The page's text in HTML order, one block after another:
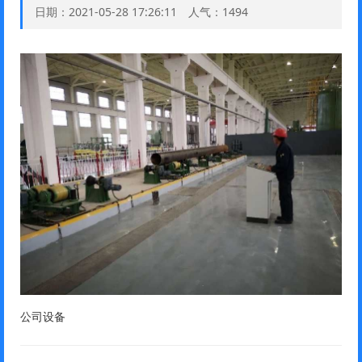
日期：2021-05-28 17:26:11 人气：1494
公司设备